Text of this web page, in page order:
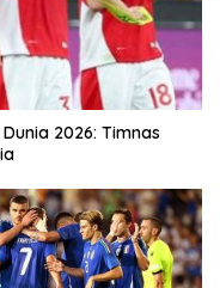
2026: Timnas